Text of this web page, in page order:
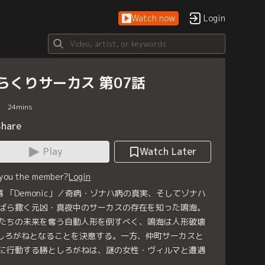
Watch now Login
くりサーカス 第07話
24mins
Play
Watch Later
the member?Login
「Demonic」／奇病・ゾナハ病の真実、そしてゾナハ
ら撒く元凶・真夜中のサーカスの存在を知った鳴海。
ちの未来を奪う自動人形を倒すべく、鳴海は人形破壊
ろがねとなることを決意する。一方、仲町サーカスと
行動する勝としろがねは、謎の女性・ヴィルマと遭遇